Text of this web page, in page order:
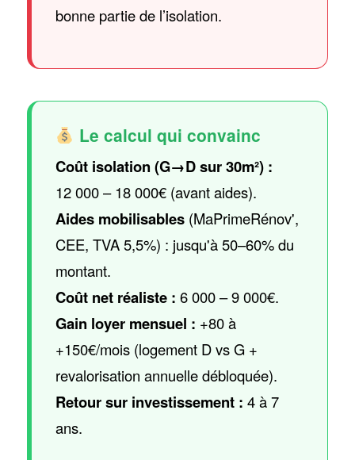
bonne partie de l’isolation.
Le calcul qui convainc
Coût isolation (G→D sur 30m²) :
12 000 – 18 000€ (avant aides).
Aides mobilisables (MaPrimeRénov',
CEE, TVA 5,5%) : jusqu'à 50–60% du
montant.
Coût net réaliste : 6 000 – 9 000€.
Gain loyer mensuel : +80 à
+150€/mois (logement D vs G +
revalorisation annuelle débloquée).
Retour sur investissement : 4 à 7
ans.